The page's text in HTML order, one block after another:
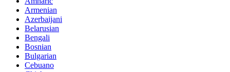
Armenian
Azerbaijani
Belarusian
Bengali
Bosnian
Bulgarian
Cebuano